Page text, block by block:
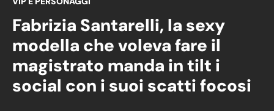
Fabrizia Santarelli, la sexy
modella che voleva fare il
magistrato manda in tilt i
social con i suoi scatti focosi